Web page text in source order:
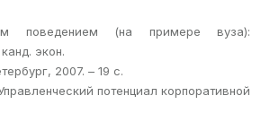
поведением (на примере вуза):
экон.
2007. – 19 с.
потенциал корпоративной